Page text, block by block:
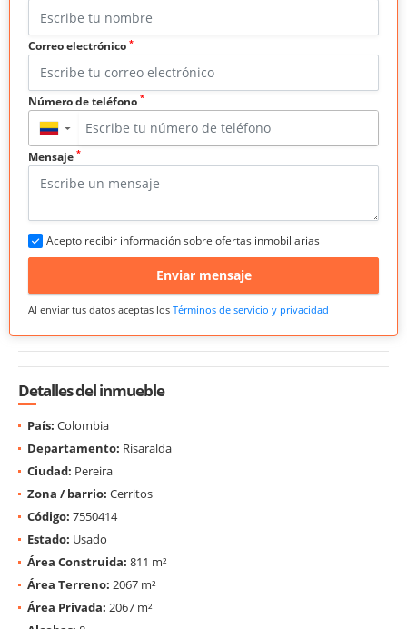
Correo electrónico *
Número de teléfono *
▼
Mensaje *
Acepto recibir información sobre ofertas inmobiliarias
Enviar mensaje
Al enviar tus datos aceptas los Términos de servicio y privacidad
Detalles del inmueble
País: Colombia
Departamento: Risaralda
Ciudad: Pereira
Zona / barrio: Cerritos
Código: 7550414
Estado: Usado
Área Construida: 811 m²
Área Terreno: 2067 m²
Área Privada: 2067 m²